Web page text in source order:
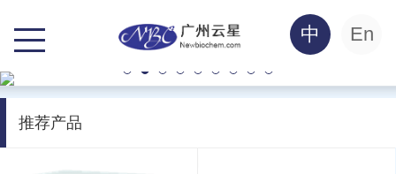
中 En
推荐产品